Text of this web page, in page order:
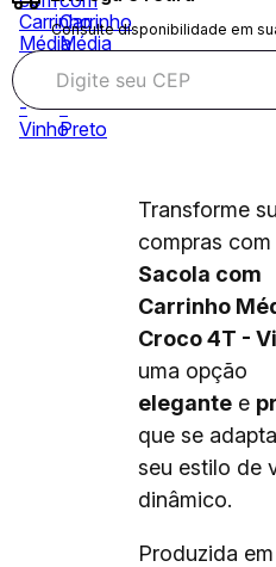
Consulte disponibilidade em
Transforme
compras com
Sacola com
Carrinho
Croco 4T -
uma opção
elegante e
que se
seu estilo de
dinâmico.
Produzida